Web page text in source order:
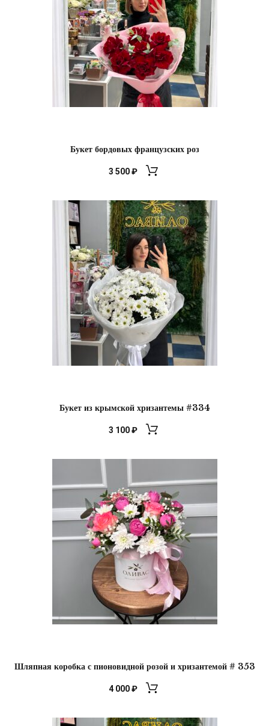
Букет бордовых французских роз
3 500₽
Букет из крымской хризантемы #334
3 100₽
Шляпная коробка с пионовидной розой и хризантемой # 353
4 000₽